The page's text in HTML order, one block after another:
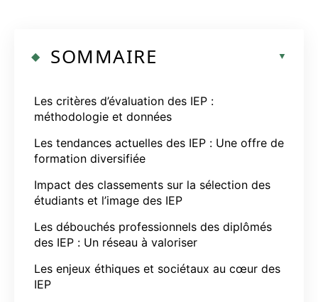
SOMMAIRE
Les critères d’évaluation des IEP :
méthodologie et données
Les tendances actuelles des IEP : Une offre de
formation diversifiée
Impact des classements sur la sélection des
étudiants et l’image des IEP
Les débouchés professionnels des diplômés
des IEP : Un réseau à valoriser
Les enjeux éthiques et sociétaux au cœur des
IEP